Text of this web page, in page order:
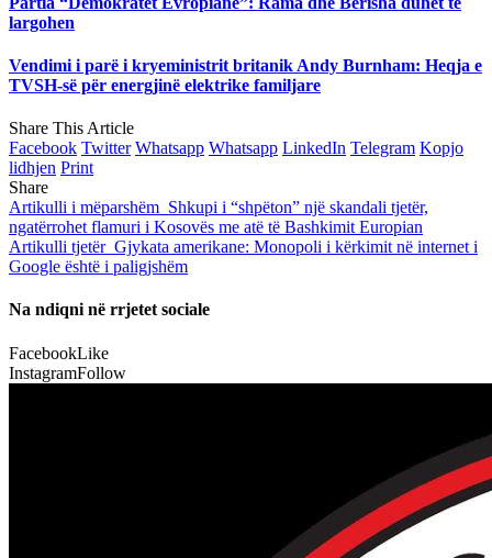
largohen
Vendimi i parë i kryeministrit britanik Andy Burnham: Heqja e
TVSH-së për energjinë elektrike familjare
Share This Article
Facebook Twitter Whatsapp Whatsapp LinkedIn Telegram Kopjo
lidhjen Print
Share
Artikulli i mëparshëm Shkupi i “shpëton” një skandali tjetër,
ngatërrohet flamuri i Kosovës me atë të Bashkimit Europian
Artikulli tjetër Gjykata amerikane: Monopoli i kërkimit në internet i
Google është i paligjshëm
Na ndiqni në rrjetet sociale
FacebookLike
InstagramFollow